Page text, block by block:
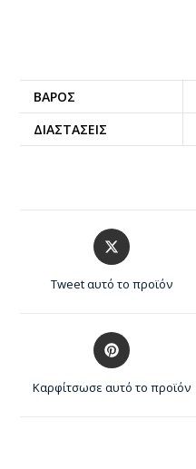
ΒΆΡΟΣ
ΔΙΑΣΤΆΣΕΙΣ
Tweet αυτό το προϊόν
Καρφίτσωσε αυτό το προϊόν